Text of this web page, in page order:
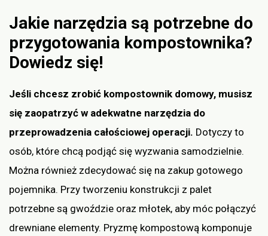
Jakie narzędzia są potrzebne do
przygotowania kompostownika?
Dowiedz się!
Jeśli chcesz zrobić kompostownik domowy, musisz
się zaopatrzyć w adekwatne narzędzia do
przeprowadzenia całościowej operacji. Dotyczy to
osób, które chcą podjąć się wyzwania samodzielnie.
Można również zdecydować się na zakup gotowego
pojemnika. Przy tworzeniu konstrukcji z palet
potrzebne są gwoździe oraz młotek, aby móc połączyć
drewniane elementy. Pryzmę kompostową komponuje